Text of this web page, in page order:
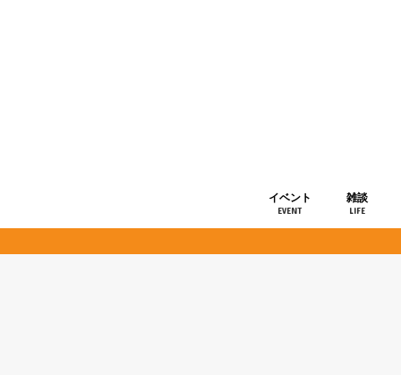
イベント
EVENT
雑談
LIFE